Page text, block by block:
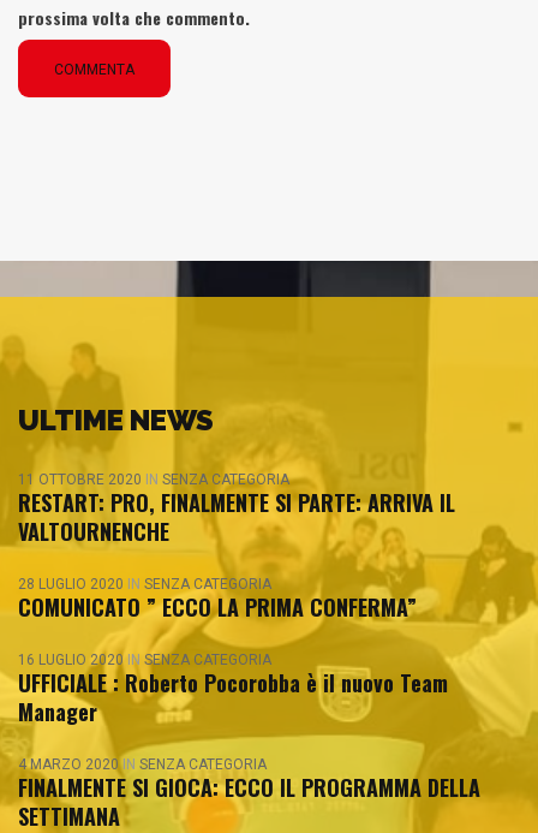
prossima volta che commento.
COMMENTA
ULTIME NEWS
11 OTTOBRE 2020 IN SENZA CATEGORIA
RESTART: PRO, FINALMENTE SI PARTE: ARRIVA IL
VALTOURNENCHE
28 LUGLIO 2020 IN SENZA CATEGORIA
COMUNICATO ” ECCO LA PRIMA CONFERMA”
16 LUGLIO 2020 IN SENZA CATEGORIA
UFFICIALE : Roberto Pocorobba è il nuovo Team
Manager
4 MARZO 2020 IN SENZA CATEGORIA
FINALMENTE SI GIOCA: ECCO IL PROGRAMMA DELLA
SETTIMANA